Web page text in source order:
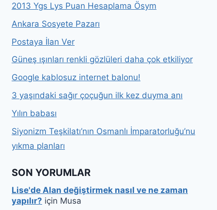
2013 Ygs Lys Puan Hesaplama Ösym
Ankara Sosyete Pazarı
Postaya İlan Ver
Güneş ışınları renkli gözlüleri daha çok etkiliyor
Google kablosuz internet balonu!
3 yaşındaki sağır çoçuğun ilk kez duyma anı
Yılın babası
Siyonizm Teşkilatı’nın Osmanlı İmparatorluğu’nu
yıkma planları
SON YORUMLAR
Lise'de Alan değiştirmek nasıl ve ne zaman
yapılır? için Musa